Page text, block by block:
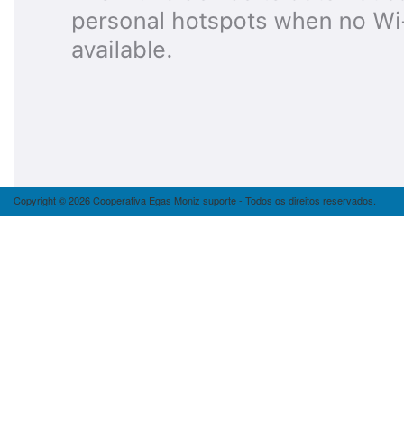
Copyright © 2026 Cooperativa Egas Moniz suporte - Todos os direitos reservados.